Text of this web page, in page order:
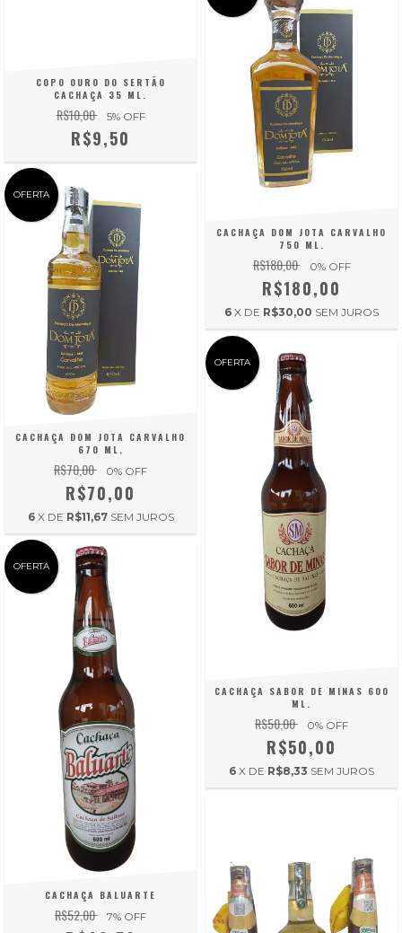
COPO OURO DO SERTÃO
CACHAÇA 35 ML.
R$10,00 5% OFF
R$9,50
OFERTA
CACHAÇA DOM JOTA CARVALHO
670 ML.
R$70,00 0% OFF
R$70,00
6 X DE R$11,67 SEM JUROS
CACHAÇA DOM JOTA CARVALHO
750 ML.
R$180,00 0% OFF
R$180,00
6 X DE R$30,00 SEM JUROS
OFERTA
CACHAÇA BALUARTE
R$52,00 7% OFF
OFERTA
CACHAÇA SABOR DE MINAS 600
ML.
R$50,00 0% OFF
R$50,00
6 X DE R$8,33 SEM JUROS